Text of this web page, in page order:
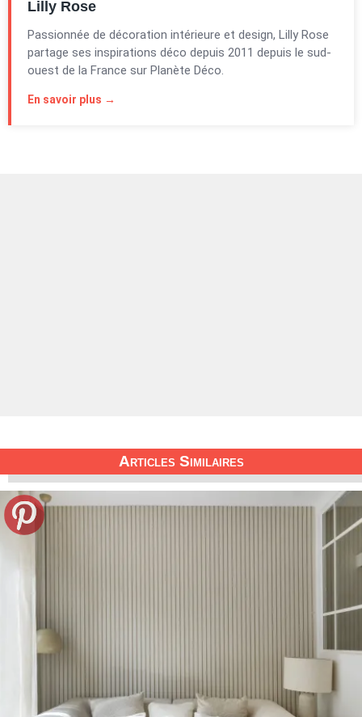
Lilly Rose
Passionnée de décoration intérieure et design, Lilly Rose
partage ses inspirations déco depuis 2011 depuis le sud-
ouest de la France sur Planète Déco.
En savoir plus →
Articles Similaires